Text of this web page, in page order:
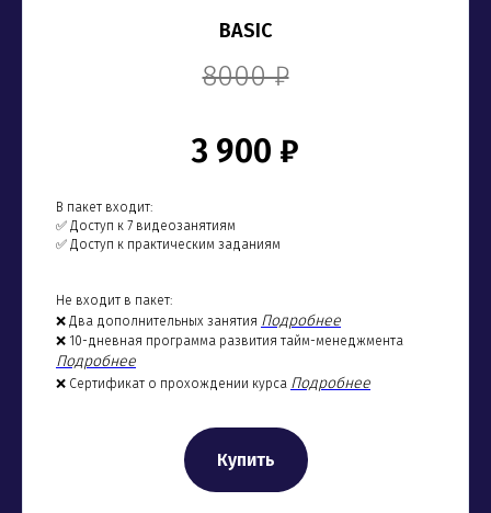
BASIC
8000 ₽
3 900 ₽
В пакет входит:
✅ Доступ к 7 видеозанятиям
✅ Доступ к практическим заданиям
Не входит в пакет:
❌ Два дополнительных занятия Подробнее
❌ 10-дневная программа развития тайм-менеджмента
Подробнее
❌ Сертификат о прохождении курса Подробнее
Купить